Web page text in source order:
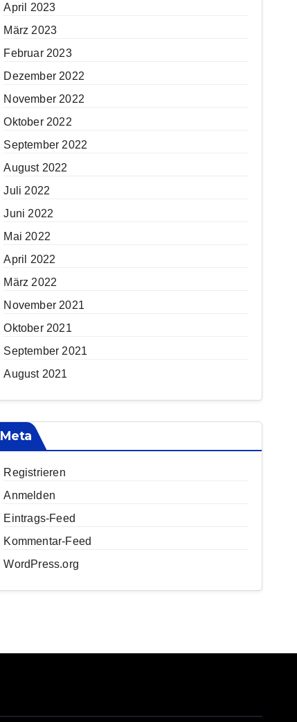
April 2023
März 2023
Februar 2023
Dezember 2022
November 2022
Oktober 2022
September 2022
August 2022
Juli 2022
Juni 2022
Mai 2022
April 2022
März 2022
November 2021
Oktober 2021
September 2021
August 2021
Meta
Registrieren
Anmelden
Eintrags-Feed
Kommentar-Feed
WordPress.org